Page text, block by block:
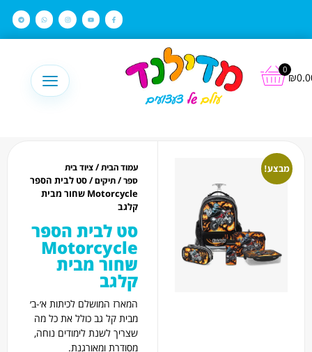
₪
0
מבצע! עמוד הבית/ציוד בית
ספר/תיקים/ סט לבית הספר
Motorcycle שחור מבית
קלגב
סט לבית הספר
Motorcycle
שחור מבית
קלגב
המארז המושלם לכיתות א׳-ב׳
מבית קל גב כולל את כל מה
שצריך לשנת לימודים נוחה,
מסודרת ומאורגנת.